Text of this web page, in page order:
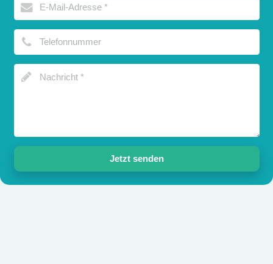
Jetzt senden